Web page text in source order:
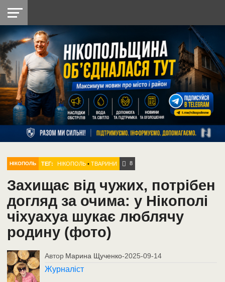
НІКОПОЛЬ
РАЙОН
СІЧЕСЛАВСЬКА
УКРАЇНА
РЕТРО
НІКОПОЛЬ
ЛАЙТ
УКРАЇНА
ДОПОМОГА
РАДІО
НІКОПОЛЬ ТЕГ: НІКОПОЛЬ •ТВАРИНИ 8
Захищає від чужих, потрібен
догляд за очима: у Нікополі
чіхуахуа шукає люблячу
родину (фото)
Автор Марина Щученко-2025-09-14
Журналіст